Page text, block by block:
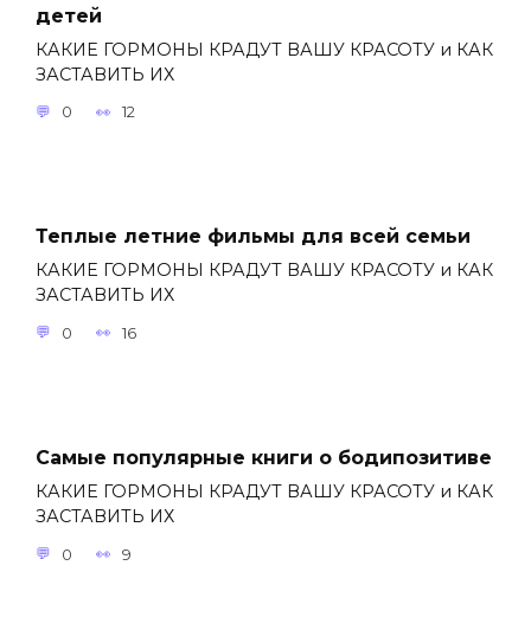
детей
КАКИЕ ГОРМОНЫ КРАДУТ ВАШУ КРАСОТУ и КАК
ЗАСТАВИТЬ ИХ
0 12
Теплые летние фильмы для всей семьи
КАКИЕ ГОРМОНЫ КРАДУТ ВАШУ КРАСОТУ и КАК
ЗАСТАВИТЬ ИХ
0 16
Самые популярные книги о бодипозитиве
КАКИЕ ГОРМОНЫ КРАДУТ ВАШУ КРАСОТУ и КАК
ЗАСТАВИТЬ ИХ
0 9